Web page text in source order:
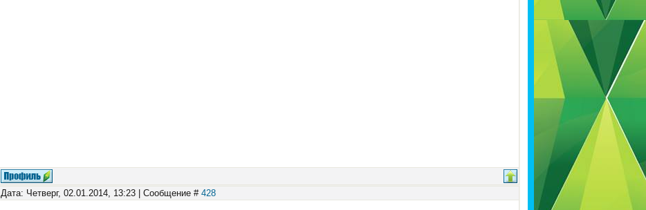
Дата: Четверг, 02.01.2014, 13:23 | Сообщение # 428